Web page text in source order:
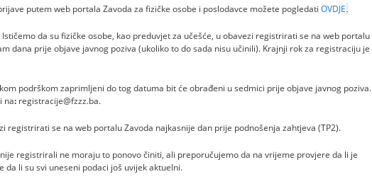
putem web portala Zavoda za fizičke osobe i poslodavce možete pogledati OVDJE
Ističemo da su fizičke osobe, kao preduvjet za učešće, u obavezi registrirati se na web portalu
dana prije objave javnog poziva (ukoliko to do sada nisu učinili). Krajnji rok za registraciju je
podrškom zaprimljeni do tog datuma bit će obrađeni u sedmici prije objave javnog poziva.
na: registracije@fzzz.ba.
registrirati se na web portalu Zavoda najkasnije dan prije podnošenja zahtjeva (TP2).
registrirali ne moraju to ponovo činiti, ali preporučujemo da na vrijeme provjere da li je
da li su svi uneseni podaci još uvijek aktuelni.